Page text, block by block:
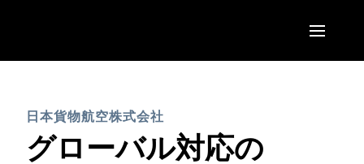
United States (English)
Canada (English)
EUROPE
日本貨物航空株式会社
グローバル対応の